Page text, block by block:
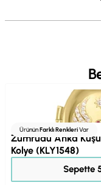
ÜrününFarklı RenkleriVar
Zümrüdü Anka
Kolye (KLY1548)
Sepette